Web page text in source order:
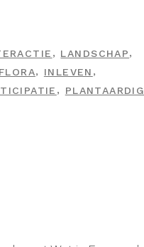
, LANDSCHAP,
FLORA, INLEVEN ,
, PLANTAARDIG